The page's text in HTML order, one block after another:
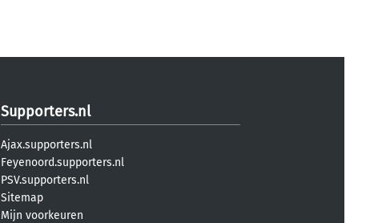
Supporters.nl
Ajax.supporters.nl
Feyenoord.supporters.nl
PSV.supporters.nl
Sitemap
Mijn voorkeuren